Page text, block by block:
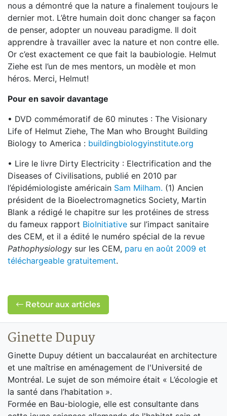
nous a démontré que la nature a finalement toujours le
dernier mot. L’être humain doit donc changer sa façon
de penser, adopter un nouveau paradigme. Il doit
apprendre à travailler avec la nature et non contre elle.
Or c’est exactement ce que fait la baubiologie. Helmut
Ziehe est l’un de mes mentors, un modèle et mon
héros. Merci, Helmut!
Pour en savoir davantage
• DVD commémoratif de 60 minutes : The Visionary
Life of Helmut Ziehe, The Man who Brought Building
Biology to America : buildingbiologyinstitute.org
• Lire le livre Dirty Electricity : Electrification and the
Diseases of Civilisations, publié en 2010 par
l’épidémiologiste américain Sam Milham. (1) Ancien
président de la Bioelectromagnetics Society, Martin
Blank a rédigé le chapitre sur les protéines de stress
du fameux rapport BioInitiative sur l’impact sanitaire
des CEM, et il a édité le numéro spécial de la revue
Pathophysiology sur les CEM, paru en août 2009 et
téléchargeable gratuitement.
Retour aux articles
Ginette Dupuy
Ginette Dupuy détient un baccalauréat en architecture
et une maîtrise en aménagement de l'Université de
Montréal. Le sujet de son mémoire était « L’écologie et
la santé dans l’habitation ».
Formée en Bau-biologie, elle est consultante dans